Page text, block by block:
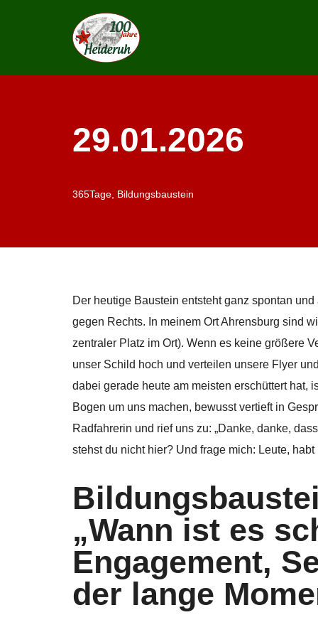
29.01.2026
365Tage Bildungsbaustein
Der heutige Baustein entsteht ganz spontan
gegen Rechts. In meinem Ort Ahrensburg sind
zentraler Platz im Ort). Wenn es keine größere
unser Schild hoch und verteilen unsere Flyer
dabei gerade heute am meisten erschüttert hat,
Bogen um uns machen, bewusst vertieft in
Radfahrerin und rief uns zu: „Danke, danke,
stehst du nicht hier? Und frage mich: Leute,
„Wann ist es
Engagement,
der lange